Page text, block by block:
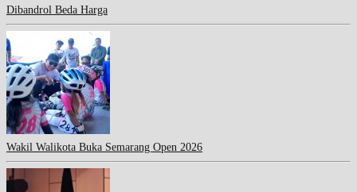
Dibandrol Beda Harga
Wakil Walikota Buka Semarang Open 2026